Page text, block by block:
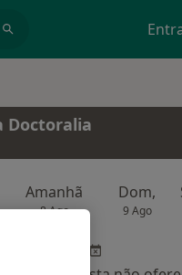
Doctoralia
Amanhã
8 Ago
Dom,
9 Ago